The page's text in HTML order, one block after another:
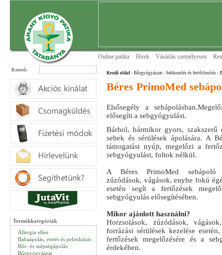
Online patika Hírek Vásárlás személyesen
Keresõ:
Termékkategóriák
Allergia ellen
Babaápolás, etetés és pelenkázás
Bőr- és szépségápolás
Bőrgyógyászat
Kezdõ oldal - Bőrgyógyászat - Sebkezelés és fertőtlenítés -
Béres PrimoMed
Elsősegély a
elősegíti a sebgyógyulást.
Bárhol, bármikor gyors, szakszerű
sebek és sérülések ápolására. A
támogatást nyújt, megelőzi a
sebgyógyulást, foltok nélkül.
A Béres PrimoMed sebápoló
zúzódások, vágások, enyhe fokú
esetén segít a fertőzések
sebgyógyulás elősegítésében.
Mikor ajánlott használni?
Horzsolások, zúzódások,
forrázási sérülések kezelése
fertőzések megelőzésére és a
érdekében.